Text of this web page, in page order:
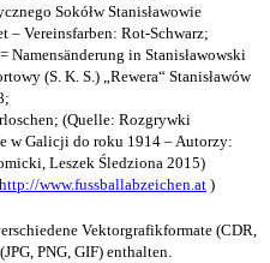
Sokółw Stanisławowie
– Vereinsfarben: Rot-Schwarz;
Namensänderung in Stanisławowski
(S. K. S.) „Rewera“ Stanisławów
(Quelle: Rozgrywki
w Galicji do roku 1914 – Autorzy:
Leszek Śledziona 2015)
http://www.fussballabzeichen.at )
Vektorgrafikformate (CDR,
PNG, GIF) enthalten.